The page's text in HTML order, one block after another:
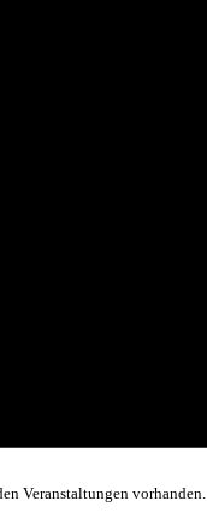
Veranstaltungen vorhanden.